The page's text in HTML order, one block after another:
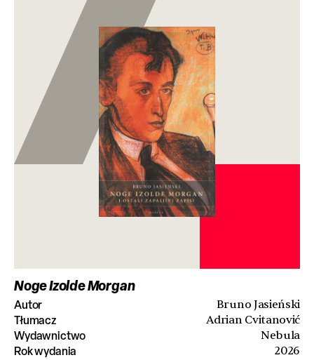
Noge Izolde Morgan
Autor Bruno Jasieński
Tłumacz Adrian Cvitanović
Wydawnictwo Nebula
Rok wydania 2026